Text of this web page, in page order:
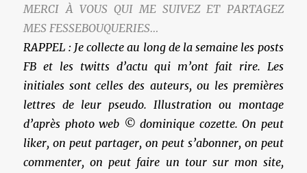
MERCI À VOUS QUI ME SUIVEZ ET PARTAGEZ
MES FESSEBOUQUERIES…
RAPPEL : Je collecte au long de la semaine les posts
FB et les twitts d’actu qui m’ont fait rire. Les
initiales sont celles des auteurs, ou les premières
lettres de leur pseudo. Illustration ou montage
d’après photo web © dominique cozette. On peut
liker, on peut partager, on peut s’abonner, on peut
commenter, on peut faire un tour sur mon site,